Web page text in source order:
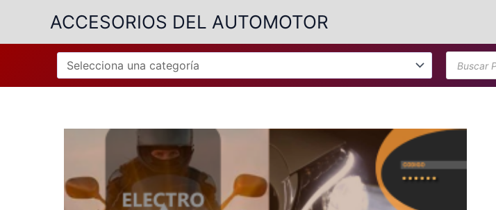
contenido
ACCESORIOS DEL AUTOMOTOR
Búsqueda
de
productos